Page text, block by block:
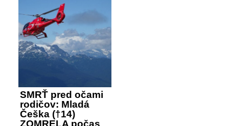
SMRŤ pred očami
rodičov: Mladá
Češka (†14)